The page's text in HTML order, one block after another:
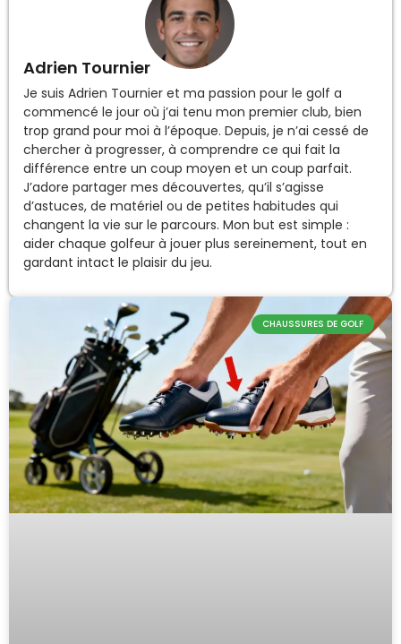
Adrien Tournier
Je suis Adrien Tournier et ma passion pour le golf a
commencé le jour où j’ai tenu mon premier club, bien
trop grand pour moi à l’époque. Depuis, je n’ai cessé de
chercher à progresser, à comprendre ce qui fait la
différence entre un coup moyen et un coup parfait.
J’adore partager mes découvertes, qu’il s’agisse
d’astuces, de matériel ou de petites habitudes qui
changent la vie sur le parcours. Mon but est simple :
aider chaque golfeur à jouer plus sereinement, tout en
gardant intact le plaisir du jeu.
CHAUSSURES DE GOLF